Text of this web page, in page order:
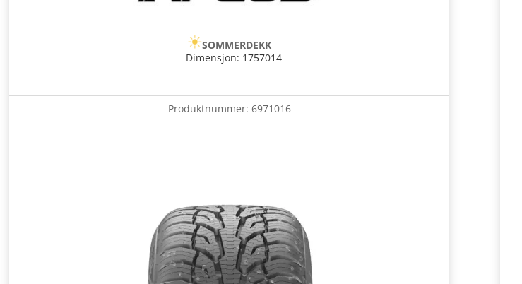
SOMMERDEKK
Dimensjon: 1757014
Produktnummer: 6971016